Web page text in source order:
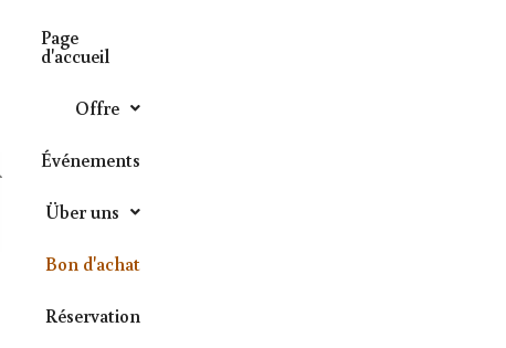
Page
d'accueil
Offre
Événements
Über uns
Bon d'achat
Réservation